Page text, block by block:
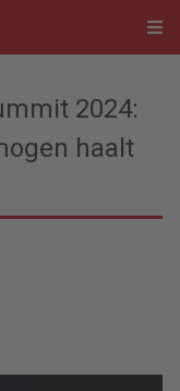
2024:
haalt